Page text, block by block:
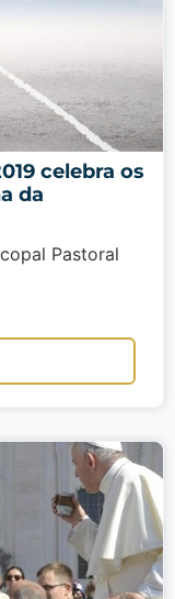
celebra os
da
Pastoral